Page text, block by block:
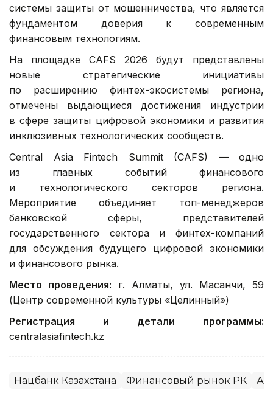
системы защиты от мошенничества, что является
фундаментом доверия к современным
финансовым технологиям.
На площадке CAFS 2026 будут представлены
новые стратегические инициативы
по расширению финтех-экосистемы региона,
отмечены выдающиеся достижения индустрии
в сфере защиты цифровой экономики и развития
инклюзивных технологических сообществ.
Central Asia Fintech Summit (CAFS) — одно
из главных событий финансового
и технологического секторов региона.
Мероприятие объединяет топ-менеджеров
банковской сферы, представителей
государственного сектора и финтех-компаний
для обсуждения будущего цифровой экономики
и финансового рынка.
Место проведения: г. Алматы, ул. Масанчи, 59
(Центр современной культуры «Целинный»)
Регистрация и детали программы:
centralasiafintech.kz
Нацбанк Казахстана Финансовый рынок РК